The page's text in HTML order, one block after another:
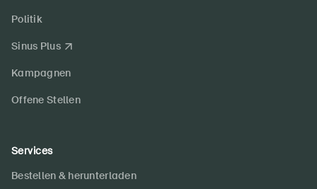
Politik
Sinus Plus
Kampagnen
Offene Stellen
Services
Bestellen & herunterladen